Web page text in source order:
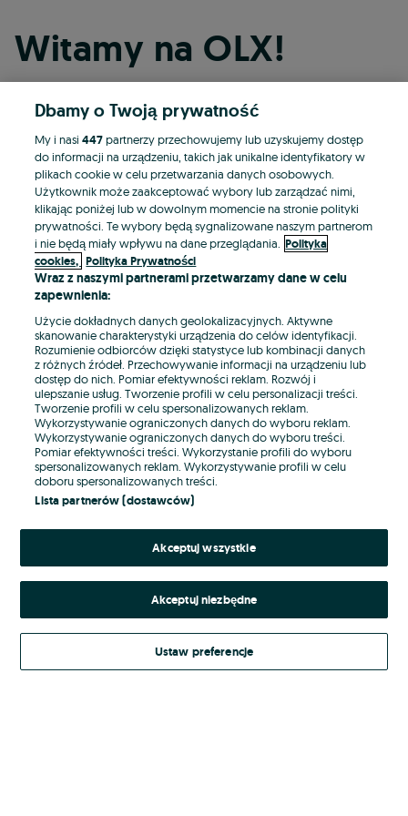
Witamy na OLX!
Kontynuuj przez Facebooka
Kontynuuj przez konto Apple
Kontynuuj przez konto Google
LUB
E-mail
Hasło
Nie pamiętasz hasła?
Zaloguj się
Kontynuując za pośrednictwem jednego z dostawców wskazanych powyżej,
Regulamin serwisuOLX.pl w jego aktualnym brzmieniu.
Dbamy o Twoją prywatność
My i nasi447partnerzy przechowujemy lub uzyskujemy dostęp
do informacji na urządzeniu, takich jak unikalne identyfikatory w
plikach cookie w celu przetwarzania danych osobowych.
Użytkownik może zaakceptować wybory lub zarządzać nimi,
klikając poniżej lub w dowolnym momencie na stronie polityki
prywatności. Te wybory będą sygnalizowane naszym partnerom
i nie będą miały wpływu na dane przeglądania. Polityka
cookies, Polityka Prywatności
Wraz z naszymi partnerami przetwarzamy dane w celu
zapewnienia:
Użycie dokładnych danych geolokalizacyjnych. Aktywne
skanowanie charakterystyki urządzenia do celów identyfikacji.
Rozumienie odbiorców dzięki statystyce lub kombinacji danych
z różnych źródeł. Przechowywanie informacji na urządzeniu lub
dostęp do nich. Pomiar efektywności reklam. Rozwój i
ulepszanie usług. Tworzenie profili w celu personalizacji treści.
Tworzenie profili w celu spersonalizowanych reklam.
Wykorzystywanie ograniczonych danych do wyboru reklam.
Wykorzystywanie ograniczonych danych do wyboru treści.
Pomiar efektywności treści. Wykorzystanie profili do wyboru
spersonalizowanych reklam. Wykorzystywanie profili w celu
doboru spersonalizowanych treści.
Lista partnerów (dostawców)
Akceptuj wszystkie
Akceptuj niezbędne
Ustaw preferencje